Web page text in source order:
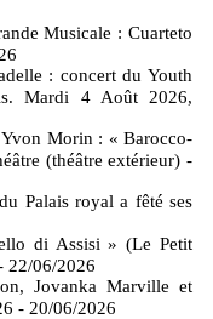
Musicale : Cuarteto
: concert du Youth
Mardi 4 Août 2026,
Morin : « Barocco-
(théâtre extérieur) -
Palais royal a fêté ses
di Assisi » (Le Petit
22/06/2026
Jovanka Marville et
- 20/06/2026